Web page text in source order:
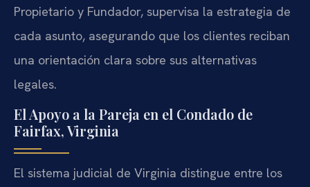
Propietario y Fundador, supervisa la estrategia de
cada asunto, asegurando que los clientes reciban
una orientación clara sobre sus alternativas
legales.
El Apoyo a la Pareja en el Condado de
Fairfax, Virginia
El sistema judicial de Virginia distingue entre los